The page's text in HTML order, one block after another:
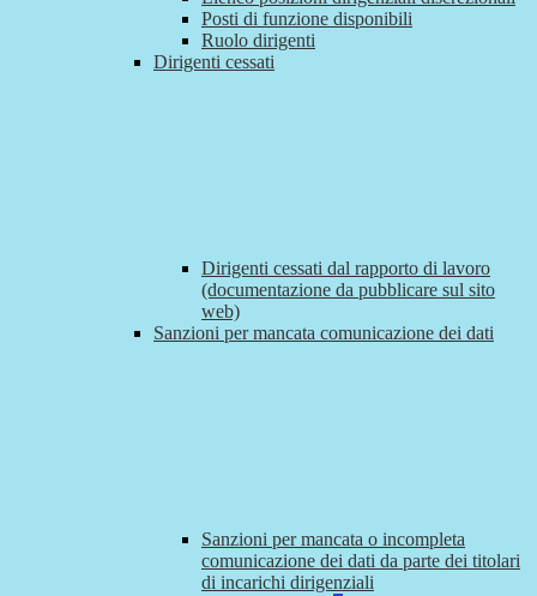
Posti di funzione disponibili
Ruolo dirigenti
Dirigenti cessati
Dirigenti cessati dal rapporto di lavoro
(documentazione da pubblicare sul sito
web)
Sanzioni per mancata comunicazione dei dati
Sanzioni per mancata o incompleta
comunicazione dei dati da parte dei titolari
di incarichi dirigenziali